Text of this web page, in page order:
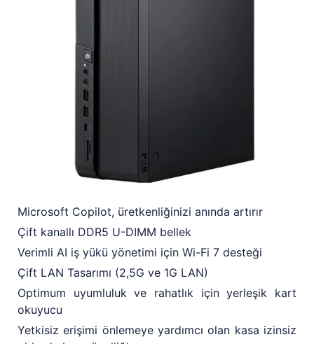
Microsoft Copilot, üretkenliğinizi anında artırır
Çift kanallı DDR5 U-DIMM bellek
Verimli AI iş yükü yönetimi için Wi-Fi 7 desteği
Çift LAN Tasarımı (2,5G ve 1G LAN)
Optimum uyumluluk ve rahatlık için yerleşik kart
okuyucu
Yetkisiz erişimi önlemeye yardımcı olan kasa izinsiz